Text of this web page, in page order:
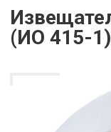
(ИО 415-1)